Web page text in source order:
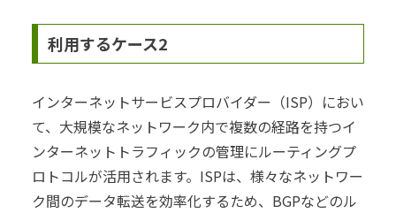
利用するケース2
インターネットサービスプロバイダー（ISP）におい
て、大規模なネットワーク内で複数の経路を持つイ
ンターネットトラフィックの管理にルーティングプ
ロトコルが活用されます。ISPは、様々なネットワー
ク間のデータ転送を効率化するため、BGPなどのル